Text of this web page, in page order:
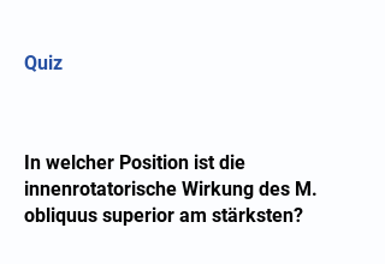
Quiz
In welcher Position ist die
innenrotatorische Wirkung des M.
obliquus superior am stärksten?